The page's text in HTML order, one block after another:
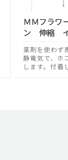
ＭＭフラワ
ン 伸縮
薬剤を使わず
静電気で、ホ
します。付着